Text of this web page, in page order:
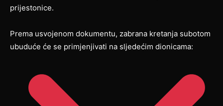
prijestonice.
Prema usvojenom dokumentu, zabrana kretanja subotom
ubuduće će se primjenjivati na sljedećim dionicama: